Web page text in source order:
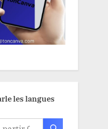
les langues